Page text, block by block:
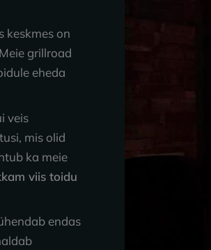
keskmes on
grillroad
eheda
veis
mis olid
ka meie
viis toidu
endas